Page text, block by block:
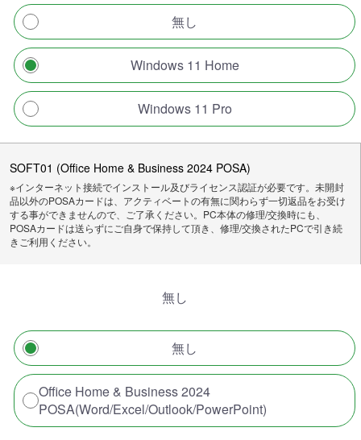
無し
Windows 11 Home
Windows 11 Pro
SOFT01 (Office Home & Business 2024 POSA)
※インターネット接続でインストール及びライセンス認証が必要です。未開封
品以外のPOSAカードは、アクティベートの有無に関わらず一切返品をお受け
する事ができませんので、ご了承ください。PC本体の修理/交換時にも、
POSAカードは送らずにご自身で保持して頂き、修理/交換されたPCで引き続
きご利用ください。
無し
無し
Office Home & Business 2024
POSA(Word/Excel/Outlook/PowerPoint)